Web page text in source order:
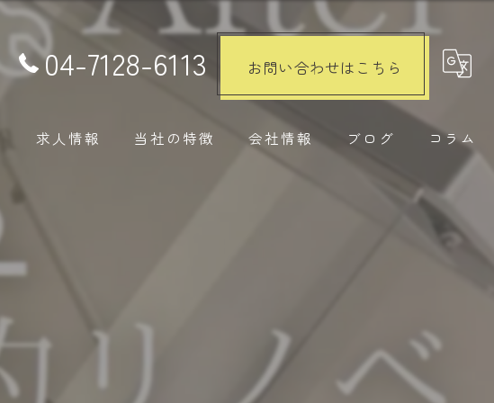
04-7128-6113 お問い合わせはこちら
求人情報 当社の特徴
内装工事
会社情報 ブログ コラム